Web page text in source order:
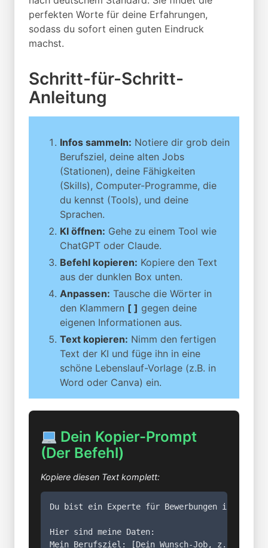
perfekten Worte für deine Erfahrungen,
sodass du sofort einen guten Eindruck
machst.
Schritt-für-Schritt-
Anleitung
Infos sammeln: Notiere dir grob dein
Berufsziel, deine alten Jobs
(Stationen), deine Fähigkeiten
(Skills), Computer-Programme, die
du kennst (Tools), und deine
Sprachen.
KI öffnen: Gehe zu einem Tool wie
ChatGPT oder Claude.
Befehl kopieren: Kopiere den Text
aus der dunklen Box unten.
Anpassen: Tausche die Wörter in
den Klammern [ ] gegen deine
eigenen Informationen aus.
Text kopieren: Nimm den fertigen
Text der KI und füge ihn in eine
schöne Lebenslauf-Vorlage (z.B. in
Word oder Canva) ein.
Dein Kopier-Prompt
(Der Befehl)
Kopiere diesen Text komplett:
Du bist ein Experte für Bewerbungen in
Hier sind meine Daten:
Mein Berufsziel: [Dein Wunsch-Job, z.B.